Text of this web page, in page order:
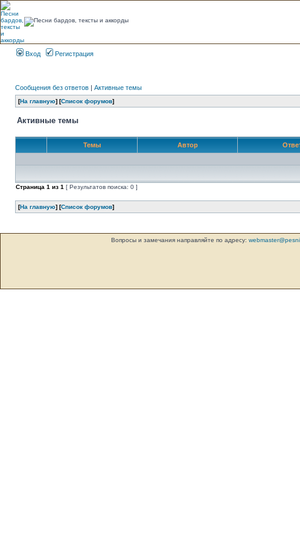
Вход Регистрация
Сообщения без ответов | Активные темы
[На главную] [Список форумов]
Активные темы
Темы Автор
Страница 1 из 1 [ Результатов поиска: 0 ]
[На главную] [Список форумов]
Вопросы и замечания направляйте по адресу: